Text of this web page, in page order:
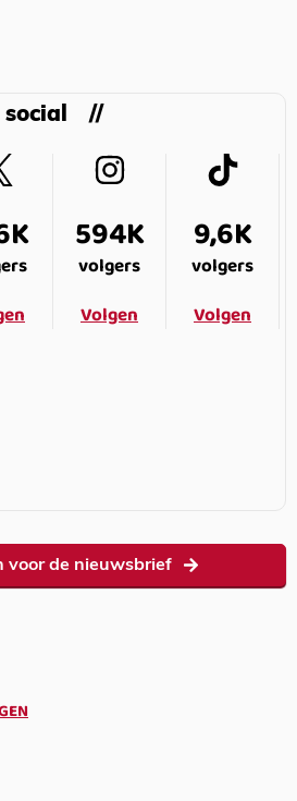
social
594K
volgers
Volgen
9,6K
volgers
Volgen
voor de nieuwsbrief